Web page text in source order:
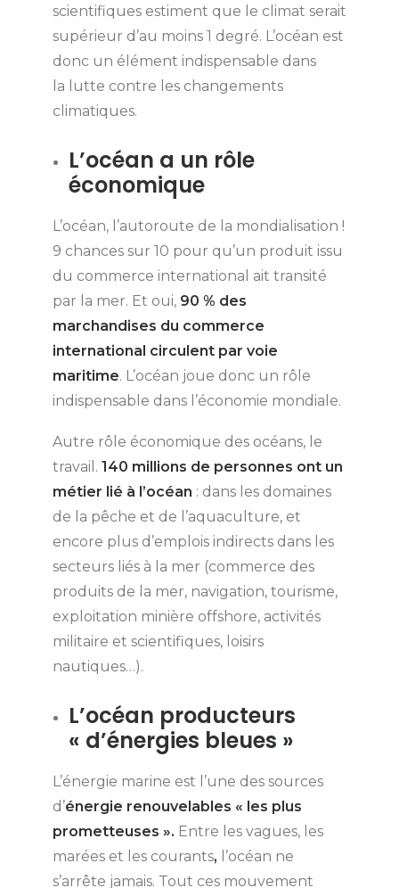
scientifiques estiment que le climat serait
supérieur d’au moins 1 degré. L’océan est
donc un élément indispensable dans
la lutte contre les changements
climatiques.
L’océan a un rôle
économique
L’océan, l’autoroute de la mondialisation !
9 chances sur 10 pour qu’un produit issu
du commerce international ait transité
par la mer. Et oui, 90 % des
marchandises du commerce
international circulent par voie
maritime. L’océan joue donc un rôle
indispensable dans l’économie mondiale.
Autre rôle économique des océans, le
travail. 140 millions de personnes ont un
métier lié à l’océan : dans les domaines
de la pêche et de l’aquaculture, et
encore plus d’emplois indirects dans les
secteurs liés à la mer (commerce des
produits de la mer, navigation, tourisme,
exploitation minière offshore, activités
militaire et scientifiques, loisirs
nautiques…).
L’océan producteurs
« d’énergies bleues »
L’énergie marine est l’une des sources
d’énergie renouvelables « les plus
prometteuses ». Entre les vagues, les
marées et les courants, l’océan ne
s’arrête jamais. Tout ces mouvement